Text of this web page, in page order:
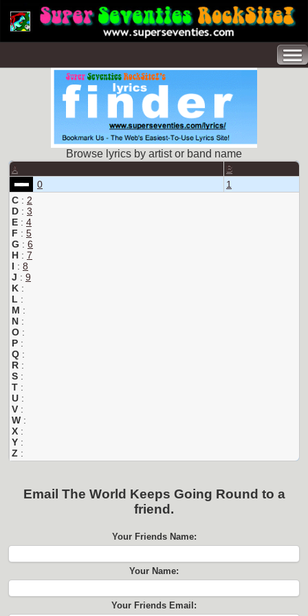
Browse lyrics by artist or band name
A B
0
1
C : 2
D : 3
E : 4
F : 5
G : 6
H : 7
I : 8
J : 9
K :
L :
M :
N :
O :
P :
Q :
R :
S :
T :
U :
V :
W :
X :
Y :
Z :
Email The World Keeps Going Round to a
friend.
Your Friends Name:
Your Name:
Your Friends Email: